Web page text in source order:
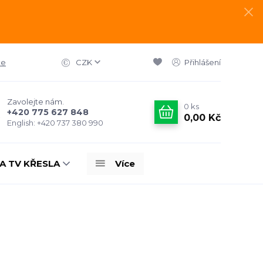
CZK Přihlášení
Zavolejte nám.
+420 775 627 848
English: +420 737 380 990
0 ks
0,00 Kč
TV KŘESLA Více